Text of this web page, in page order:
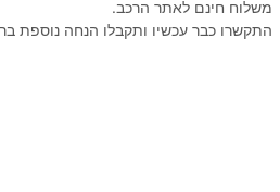
משלוח חינם לאתר הרכב.
התקשרו כבר עכשיו ותקבלו הנחה נוספת